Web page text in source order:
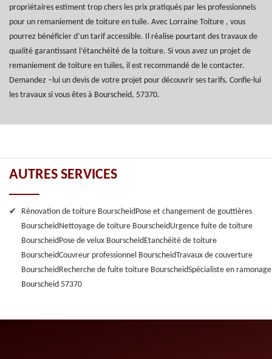
propriétaires estiment trop chers les prix pratiqués par les professionnels
pour un remaniement de toiture en tuile. Avec Lorraine Toiture , vous
pourrez bénéficier d’un tarif accessible. Il réalise pourtant des travaux de
qualité garantissant l’étanchéité de la toiture. Si vous avez un projet de
remaniement de toiture en tuiles, il est recommandé de le contacter.
Demandez –lui un devis de votre projet pour découvrir ses tarifs. Confie-lui
les travaux si vous êtes à Bourscheid, 57370.
AUTRES SERVICES
Rénovation de toiture BourscheidPose et changement de gouttières
BourscheidNettoyage de toiture BourscheidUrgence fuite de toiture
BourscheidPose de velux BourscheidEtanchéité de toiture
BourscheidCouvreur professionnel BourscheidTravaux de couverture
BourscheidRecherche de fuite toiture BourscheidSpécialiste en ramonage
Bourscheid 57370